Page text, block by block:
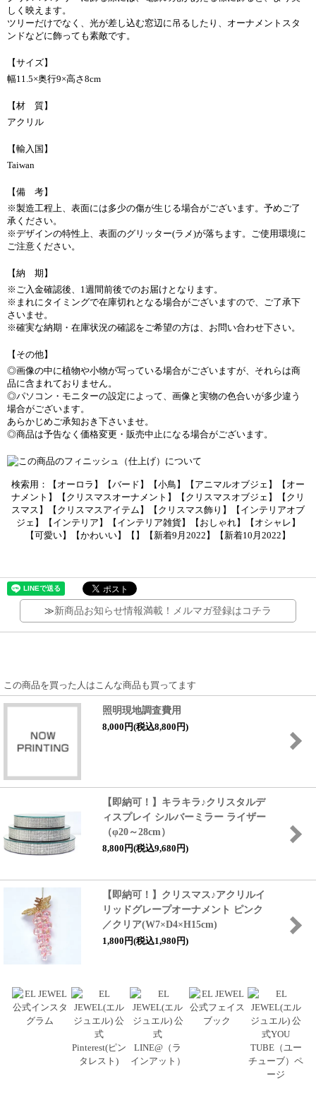
しく映えます。
ツリーだけでなく、光が差し込む窓辺に吊るしたり、オーナメントスタ
ンドなどに飾っても素敵です。
【サイズ】
幅11.5×奥行9×高さ8cm
【材 質】
アクリル
【輸入国】
Taiwan
【備 考】
※製造工程上、表面には多少の傷が生じる場合がございます。予めご了
承ください。
※デザインの特性上、表面のグリッター(ラメ)が落ちます。ご使用環境に
ご注意ください。
【納 期】
※ご入金確認後、1週間前後でのお届けとなります。
※まれにタイミングで在庫切れとなる場合がございますので、ご了承下
さいませ。
※確実な納期・在庫状況の確認をご希望の方は、お問い合わせ下さい。
【その他】
◎画像の中に植物や小物が写っている場合がございますが、それらは商
品に含まれておりません。
◎パソコン・モニターの設定によって、画像と実物の色合いが多少違う
場合がございます。
あらかじめご承知おき下さいませ。
◎商品は予告なく価格変更・販売中止になる場合がございます。
検索用：【オーロラ】【バード】【小鳥】【アニマルオブジェ】【オー
ナメント】【クリスマスオーナメント】【クリスマスオブジェ】【クリ
スマス】【クリスマスアイテム】【クリスマス飾り】【インテリアオブ
ジェ】【インテリア】【インテリア雑貨】【おしゃれ】【オシャレ】
【可愛い】【かわいい】【】【新着9月2022】【新着10月2022】
≫新商品お知らせ情報満載！メルマガ登録はコチラ
この商品を買った人はこんな商品も買ってます
照明現地調査費用
8,000円(税込8,800円)
【即納可！】キラキラ♪クリスタルデ
ィスプレイ シルバーミラー ライザー
（φ20～28cm）
8,800円(税込9,680円)
【即納可！】クリスマス♪アクリルイ
リッドグレープオーナメント ピンク
／クリア(W7×D4×H15cm)
1,800円(税込1,980円)